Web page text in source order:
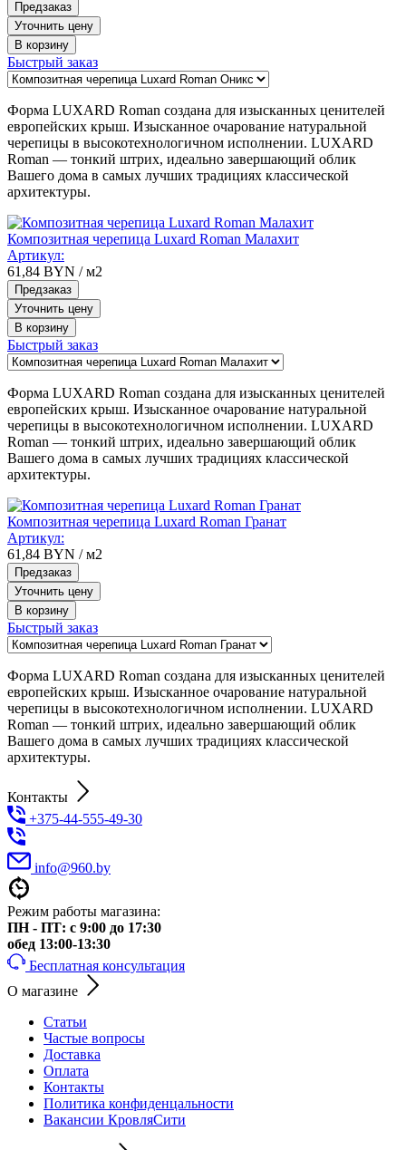
Предзаказ
Уточнить цену
В корзину
Быстрый заказ
Форма LUXARD Roman создана для изысканных ценителей
европейских крыш. Изысканное очарование натуральной
черепицы в высокотехнологичном исполнении. LUXARD
Roman — тонкий штрих, идеально завершающий облик
Вашего дома в самых лучших традициях классической
архитектуры.
Композитная черепица Luxard Roman Малахит
Артикул:
61,84 BYN / м2
Предзаказ
Уточнить цену
В корзину
Быстрый заказ
Форма LUXARD Roman создана для изысканных ценителей
европейских крыш. Изысканное очарование натуральной
черепицы в высокотехнологичном исполнении. LUXARD
Roman — тонкий штрих, идеально завершающий облик
Вашего дома в самых лучших традициях классической
архитектуры.
Композитная черепица Luxard Roman Гранат
Артикул:
61,84 BYN / м2
Предзаказ
Уточнить цену
В корзину
Быстрый заказ
Форма LUXARD Roman создана для изысканных ценителей
европейских крыш. Изысканное очарование натуральной
черепицы в высокотехнологичном исполнении. LUXARD
Roman — тонкий штрих, идеально завершающий облик
Вашего дома в самых лучших традициях классической
архитектуры.
Контакты
+375-44-555-49-30
info@960.by
Режим работы магазина:
ПН - ПТ: с 9:00 до 17:30
обед 13:00-13:30
Бесплатная консультация
О магазине
Статьи
Частые вопросы
Доставка
Оплата
Контакты
Политика конфиденцальности
Вакансии КровляСити